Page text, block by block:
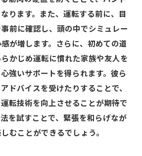
見つけるためのコミュニティ活
ての練習会開催方法
の信頼関係の築き方
間から学ぶ運転テクニック
ライバーコミュニティの参加メ
きる仲間との出会い方
ります。また、運転する前に、目
前に確認し、頭の中でシミュレー
が増します。さらに、初めての道
かじめ運転に慣れた家族や友人を
強いサポートを得られます。彼ら
ドバイスを受けたりすることで、
転技術を向上させることが期待で
を試すことで、緊張を和らげなが
むことができるでしょう。